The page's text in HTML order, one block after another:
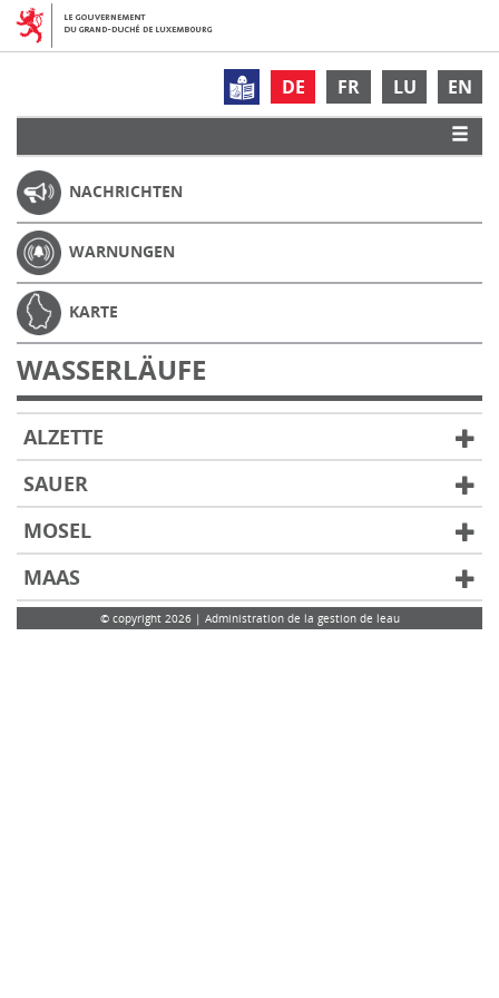
DE FR LU EN
NACHRICHTEN
WARNUNGEN
KARTE
WASSERLÄUFE
ALZETTE
SAUER
MOSEL
MAAS
© copyright 2026 | Administration de la gestion de leau